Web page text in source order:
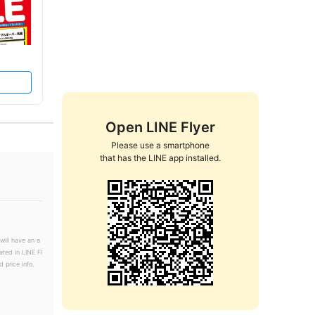
Open LINE Flyer
Please use a smartphone
that has the LINE app installed.
have an a
in LINE Fl
price info.